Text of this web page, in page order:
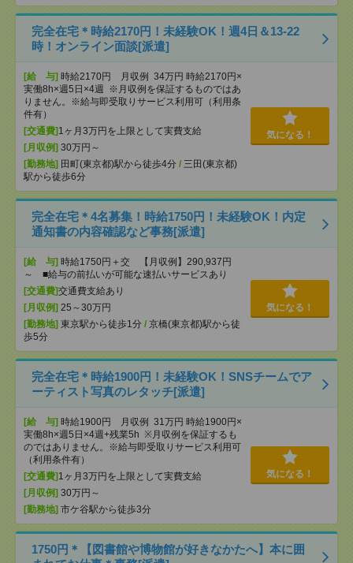
完全在宅＊時給2170円！未経験OK！週4日＆13-22
時！オンライン面談[派遣]
[給 与] 時給2170円 月収例 34万円 時給2170円×
実働8h×週5日×4週 ※月収例を保証するものではあ
りません。※給与即受取りサービス利用可（利用条
件有）
[交通費] 1ヶ月3万円を上限として実費支給
[月収例] 30万円～
[勤務地] 田町(東京都)駅から徒歩4分 / 三田(東京都)
駅から徒歩6分
気になる！
完全在宅＊4名募集！時給1750円！未経験OK！内定
通知書の内容確認など事務[派遣]
[給 与] 時給1750円＋交 【月収例】290,937円
～ ■給与の前払いが可能な速払いサービスあり
[交通費]交通費支給あり
[月収例] 25～30万円
[勤務地] 東京駅から徒歩1分 / 京橋(東京都)駅から徒
歩5分
気になる！
完全在宅＊時給1900円！未経験OK！SNSチームでア
ーティスト写真のレタッチ[派遣]
[給 与] 時給1900円 月収例 31万円 時給1900円×
実働8h×週5日×4週+残業5h ※月収例を保証するも
のではありません。※給与即受取りサービス利用可
（利用条件有）
[交通費] 1ヶ月3万円を上限として実費支給
[月収例] 30万円～
[勤務地] 市ケ谷駅から徒歩3分
気になる！
1750円＊【図書館や博物館が好きなかたへ】本に囲